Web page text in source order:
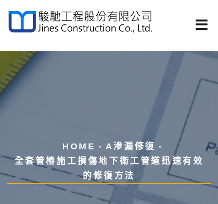
HOME
A滲漏修復
全套管樁施工損傷地下衛工管道迅速有效
的修復方法